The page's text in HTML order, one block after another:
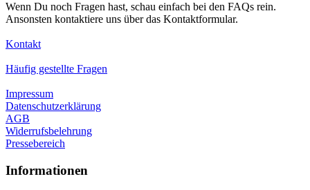
Wenn Du noch Fragen hast, schau einfach bei den FAQs rein.
Ansonsten kontaktiere uns über das Kontaktformular.
Kontakt
Häufig gestellte Fragen
Impressum
Datenschutzerklärung
AGB
Widerrufsbelehrung
Pressebereich
Informationen